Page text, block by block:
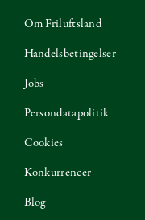
Om Friluftsland
Handelsbetingelser
Jobs
Persondatapolitik
Cookies
Konkurrencer
Blog